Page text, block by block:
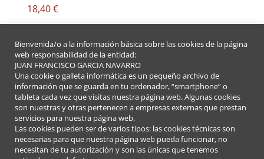
18,40€
Seleccionar opcionesEste
producto
tiene
múltiples
variantes.
Las
opciones
Bienvenida/o a la información básica sobre las cookies de la página
web responsabilidad de la entidad:
JUAN FRANCISCO GARCIA NAVARRO
Una cookie o galleta informática es un pequeño archivo de
información que se guarda en tu ordenador, “smartphone” o
tableta cada vez que visitas nuestra página web. Algunas cookies
son nuestras y otras pertenecen a empresas externas que prestan
servicios para nuestra página web.
Las cookies pueden ser de varios tipos: las cookies técnicas son
necesarias para que nuestra página web pueda funcionar, no
necesitan de tu autorización y son las únicas que tenemos